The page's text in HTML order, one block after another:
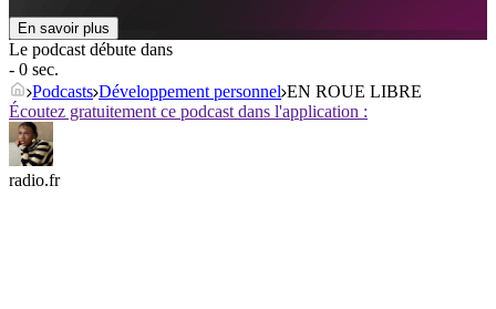
En savoir plus
Le podcast débute dans
- 0 sec.
Podcasts Développement personnel EN ROUE LIBRE
Écoutez gratuitement ce podcast dans l'application :
radio.fr